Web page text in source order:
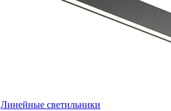
Линейные светильники